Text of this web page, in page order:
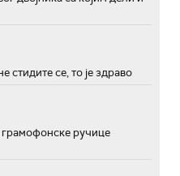
стидите се, то је здраво
грамофонске ручице